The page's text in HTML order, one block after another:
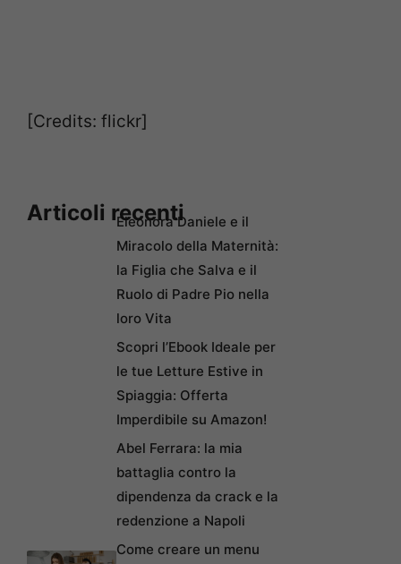
[Credits: flickr]
Articoli recentiEleonora Daniele e il
Miracolo della Maternità:
la Figlia che Salva e il
Ruolo di Padre Pio nella
loro Vita
Scopri l’Ebook Ideale per
le tue Letture Estive in
Spiaggia: Offerta
Imperdibile su Amazon!
Abel Ferrara: la mia
battaglia contro la
dipendenza da crack e la
redenzione a Napoli
Come creare un menu